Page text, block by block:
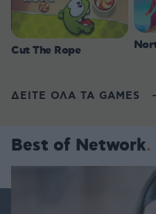
Cut The Rope
ΔΕΙΤΕ ΟΛΑ ΤΑ GAMES
Best of Network